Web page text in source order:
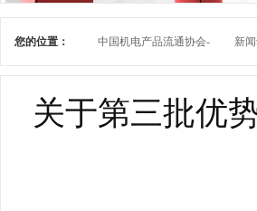
您的位置： 中国机电产品流通协会- 新
关于第三批优